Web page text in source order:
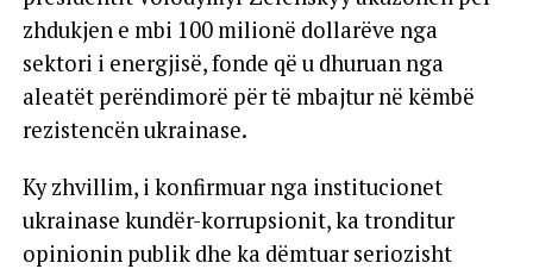
zhdukjen e mbi 100 milionë dollarëve nga
sektori i energjisë, fonde që u dhuruan nga
aleatët perëndimorë për të mbajtur në këmbë
rezistencën ukrainase.
Ky zhvillim, i konfirmuar nga institucionet
ukrainase kundër-korrupsionit, ka tronditur
opinionin publik dhe ka dëmtuar seriozisht